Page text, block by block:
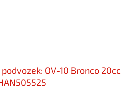
OV-10 Bronco 20cc